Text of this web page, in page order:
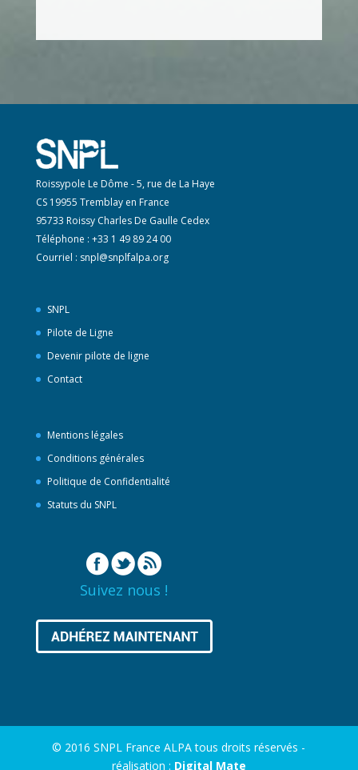
Roissypole Le Dôme - 5, rue de La Haye
CS 19955 Tremblay en France
95733 Roissy Charles De Gaulle Cedex
Téléphone : +33 1 49 89 24 00
Courriel : snpl@snplfalpa.org
SNPL
Pilote de Ligne
Devenir pilote de ligne
Contact
Mentions légales
Conditions générales
Politique de Confidentialité
Statuts du SNPL
Suivez nous !
© 2016 SNPL France ALPA tous droits réservés -
réalisation : Digital Mate